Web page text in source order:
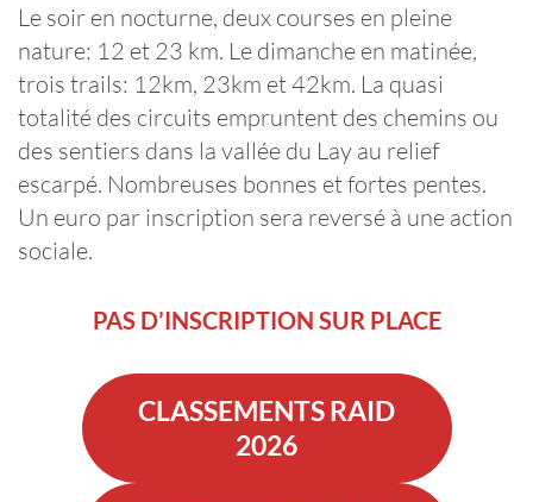
Le soir en nocturne, deux courses en pleine
nature: 12 et 23 km. Le dimanche en matinée,
trois trails: 12km, 23km et 42km. La quasi
totalité des circuits empruntent des chemins ou
des sentiers dans la vallée du Lay au relief
escarpé. Nombreuses bonnes et fortes pentes.
Un euro par inscription sera reversé à une action
sociale.
PAS D’INSCRIPTION SUR PLACE
CLASSEMENTS RAID
2026